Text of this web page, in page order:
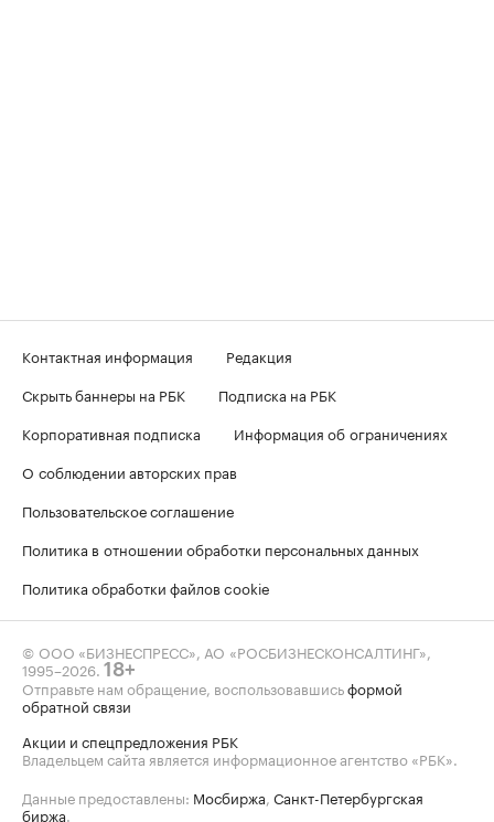
Контактная информация
Редакция
Скрыть баннеры на РБК
Подписка на РБК
Корпоративная подписка
Информация об ограничениях
О соблюдении авторских прав
Пользовательское соглашение
Политика в отношении обработки персональных данных
Политика обработки файлов cookie
© ООО «БИЗНЕСПРЕСС», АО «РОСБИЗНЕСКОНСАЛТИНГ»,
1995–2026 18+
Отправьте нам обращение, воспользовавшисьформой
обратной связи
Акции и спецпредложения РБК
Владельцем сайта является информационное агентство «РБК».
Данные предоставлены: Мосбиржа Санкт-Петербургская
биржа